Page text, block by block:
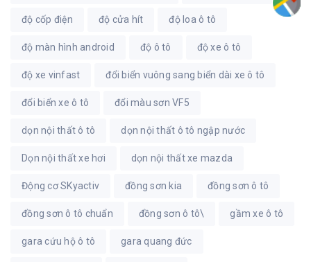
độ cốp điện độ cửa hít độ loa ô tô
độ màn hình android độ ô tô độ xe ô tô
độ xe vinfast đổi biển vuông sang biển dài xe ô tô
đổi biển xe ô tô đổi màu sơn VF5
dọn nội thất ô tô dọn nội thất ô tô ngập nước
Dọn nội thất xe hơi dọn nội thất xe mazda
Động cơ SKyactiv đồng sơn kia đồng sơn ô tô
đồng sơn ô tô chuẩn đồng sơn ô tô\ gầm xe ô tô
gara cứu hộ ô tô gara quang đức